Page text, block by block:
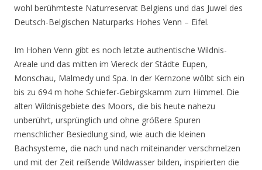
wohl berühmteste Naturreservat Belgiens und das Juwel des
Deutsch-Belgischen Naturparks Hohes Venn – Eifel.
Im Hohen Venn gibt es noch letzte authentische Wildnis-
Areale und das mitten im Viereck der Städte Eupen,
Monschau, Malmedy und Spa. In der Kernzone wölbt sich ein
bis zu 694 m hohe Schiefer-Gebirgskamm zum Himmel. Die
alten Wildnisgebiete des Moors, die bis heute nahezu
unberührt, ursprünglich und ohne größere Spuren
menschlicher Besiedlung sind, wie auch die kleinen
Bachsysteme, die nach und nach miteinander verschmelzen
und mit der Zeit reißende Wildwasser bilden, inspirierten die